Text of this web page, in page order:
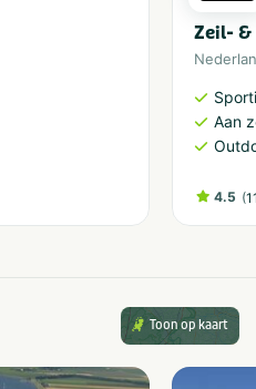
Zeil-
Aan
4.5 (
Toon op kaart